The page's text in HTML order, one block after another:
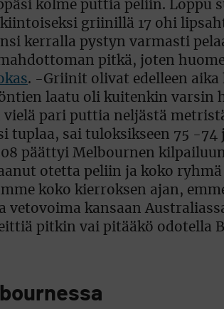
kolme puttia peliin. Loppu
griinillä 17 ohi
kerralla pystyn varmasti
pitkä, joten
. -Griinit olivat edelleen aika
laatu oli kuitenkin varsin
pari puttia neljästä
tuplaa, sai tuloksikseen 75 -74
päättyi Melbournen
otetta peliin ja koko
koko kierroksen ajan,
vetovoima kansaan
pitkin vai pitääkö odotella